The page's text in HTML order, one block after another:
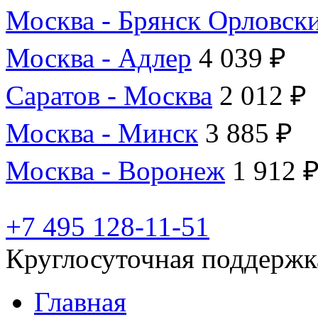
Москва - Брянск
Москва - Адлер 4 039 ₽
Саратов - Москва 2 012 ₽
Москва - Минск 3 885 ₽
Москва - Воронеж 1 912
+7 495 128-11-51
Круглосуточная
Главная